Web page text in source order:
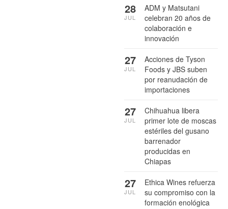
ADM y Matsutani
celebran 20 años de
colaboración e
innovación
28
JUL
Acciones de Tyson
Foods y JBS suben
por reanudación de
importaciones
27
JUL
Chihuahua libera
primer lote de moscas
estériles del gusano
barrenador
producidas en
Chiapas
27
JUL
Ethica Wines refuerza
su compromiso con la
formación enológica
27
JUL